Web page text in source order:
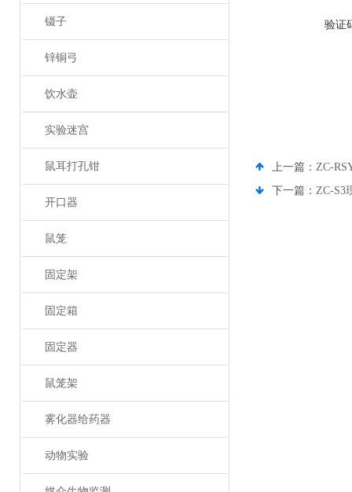
镊子
锌铜弓
饮水壶
实验迷宫
鼠耳打孔钳
开口器
鼠笼
固定架
固定箱
固定器
鼠笼架
雾化器给药器
动物实验
验证
上一篇： ZC-
下一篇： ZC-S3